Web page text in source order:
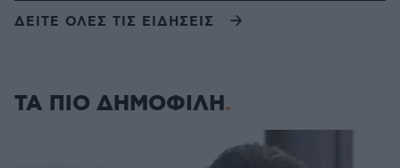
ΔΕΙΤΕ ΟΛΕΣ ΤΙΣ ΕΙΔΗΣΕΙΣ
ΤΑ ΠΙΟ ΔΗΜΟΦΙΛΗ